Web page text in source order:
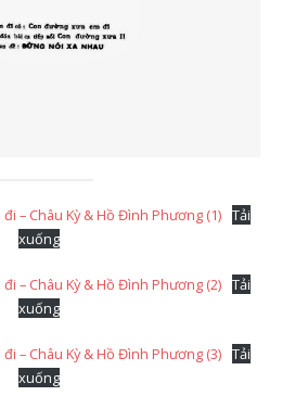
– Châu Kỳ & Hồ Đình Phương (1) Tải
xuống
– Châu Kỳ & Hồ Đình Phương (2) Tải
xuống
– Châu Kỳ & Hồ Đình Phương (3) Tải
xuống